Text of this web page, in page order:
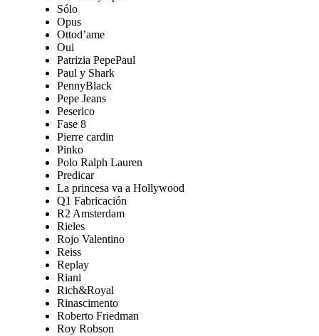
Sólo
Opus
Ottod’ame
Oui
Patrizia PepePaul
Paul y Shark
PennyBlack
Pepe Jeans
Peserico
Fase 8
Pierre cardin
Pinko
Polo Ralph Lauren
Predicar
La princesa va a Hollywood
Q1 Fabricación
R2 Amsterdam
Rieles
Rojo Valentino
Reiss
Replay
Riani
Rich&Royal
Rinascimento
Roberto Friedman
Roy Robson